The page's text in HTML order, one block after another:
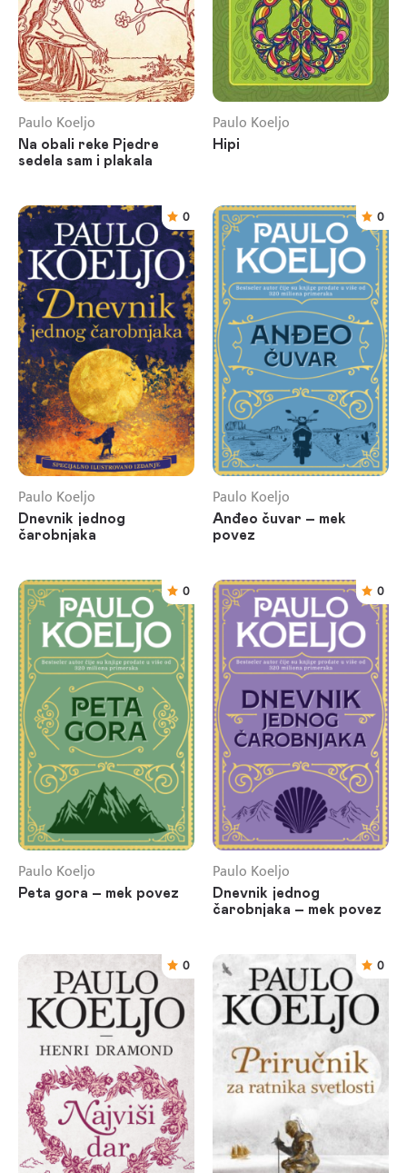
Paulo Koeljo
Na obali reke Pjedre
sedela sam i plakala
Paulo Koeljo
Hipi
0
Paulo Koeljo
Dnevnik jednog
čarobnjaka
0
Paulo Koeljo
Anđeo čuvar – mek
povez
0
Paulo Koeljo
Peta gora – mek povez
0
Paulo Koeljo
Dnevnik jednog
čarobnjaka – mek povez
0 0